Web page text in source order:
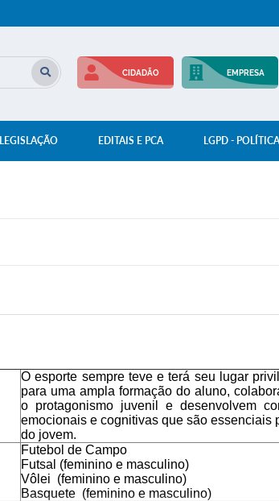
CIDADÃO EMPRESA
LEGISLAÇÃO EDITAIS E PCA LGPD -
O esporte sempre teve e terá seu lugar
para uma ampla formação do aluno,
o protagonismo juvenil e desenvolvem
emocionais e cognitivas que são essenciais
do jovem.
Futebol de Campo
Futsal (feminino e masculino)
Vôlei (feminino e masculino)
Basquete (feminino e masculino)